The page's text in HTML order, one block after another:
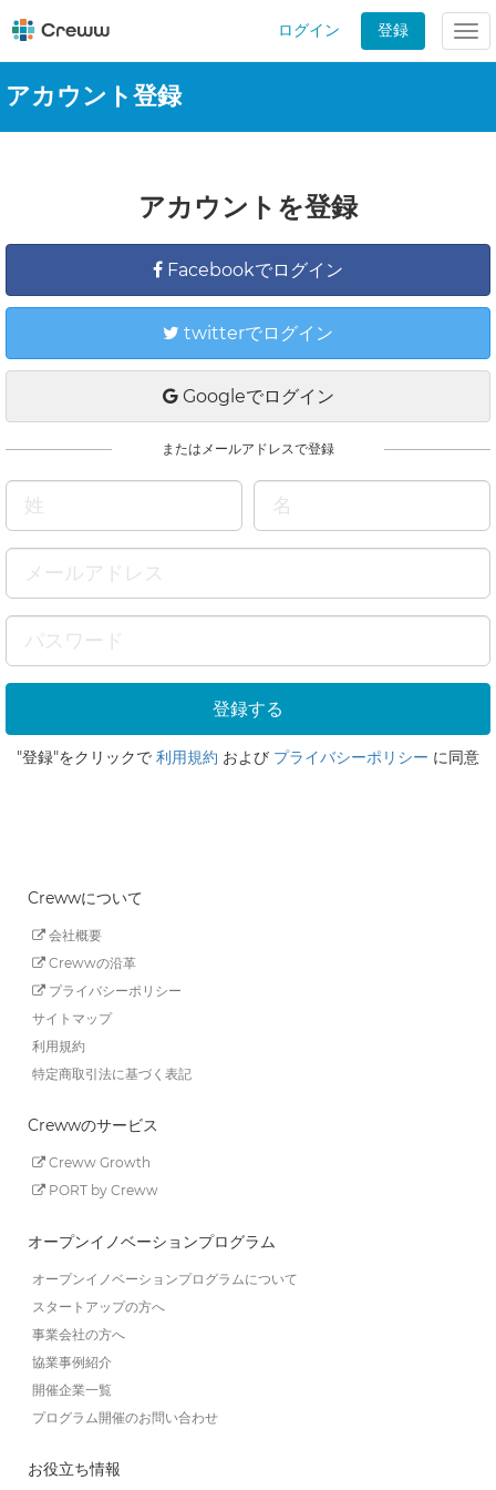
ログイン 登録
アカウント登録
アカウントを登録
Facebookでログイン
twitterでログイン
Googleでログイン
またはメールアドレスで登録
"登録"をクリックで 利用規約 および プライバシーポリシー に同意
Crewwについて
会社概要
Crewwの沿革
プライバシーポリシー
サイトマップ
利用規約
特定商取引法に基づく表記
Crewwのサービス
Creww Growth
PORT by Creww
オープンイノベーションプログラム
オープンイノベーションプログラムについて
スタートアップの方へ
事業会社の方へ
協業事例紹介
開催企業一覧
プログラム開催のお問い合わせ
お役立ち情報